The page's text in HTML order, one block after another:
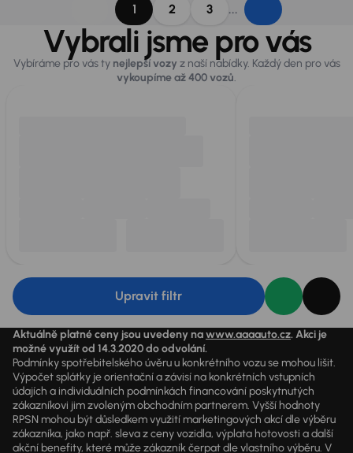
1 2 3 ...
Vybrali jsme pro vás
Vybíráme pro vás ty nejlepší vozy z naší nabídky. Každý den pro vás
vykoupíme až 400 vozů.
Upravit filtr
Aktuálně platné ceny jsou uvedeny nawww.aaaauto.cz. Akci je
možné využít od 14.3.2020 do odvolání.
Podmínky spotřebitelského úvěru u konkrétního vozu se mohou lišit.
Výpočet splátky je orientační a závisí na konkrétních vstupních
údajích a individuálních podmínkách financování poskytnutých
zákazníkovi jim zvoleným obchodním partnerem. Vyšší hodnoty
RPSN mohou být důsledkem využití marketingových akcí dle výběru
zákazníka, jako např. sleva z ceny vozidla, výplata hotovosti a další
akční benefity, které může zákazník čerpat dle vlastního výběru. V